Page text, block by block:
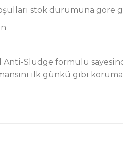
stok durumuna göre
Sludge formülü
ilk günkü gibi